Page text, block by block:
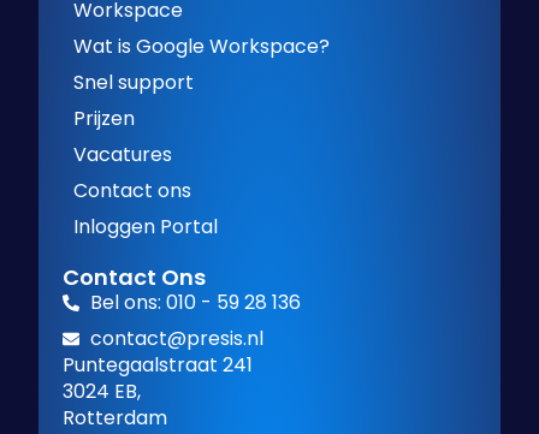
Workspace
Wat is Google Workspace?
Snel support
Prijzen
Vacatures
Contact ons
Inloggen Portal
Contact Ons
Bel ons: 010 - 59 28 136
contact@presis.nl
Puntegaalstraat 241
3024 EB,
Rotterdam